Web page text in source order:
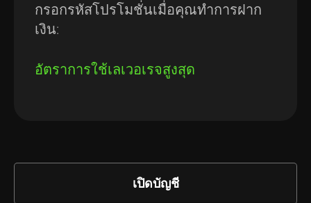
กรอกรหัสโปรโมชั่นเมื่อคุณทำการฝาก
เงิน:
อัตราการใช้เลเวอเรจสูงสุด
เปิดบัญชี